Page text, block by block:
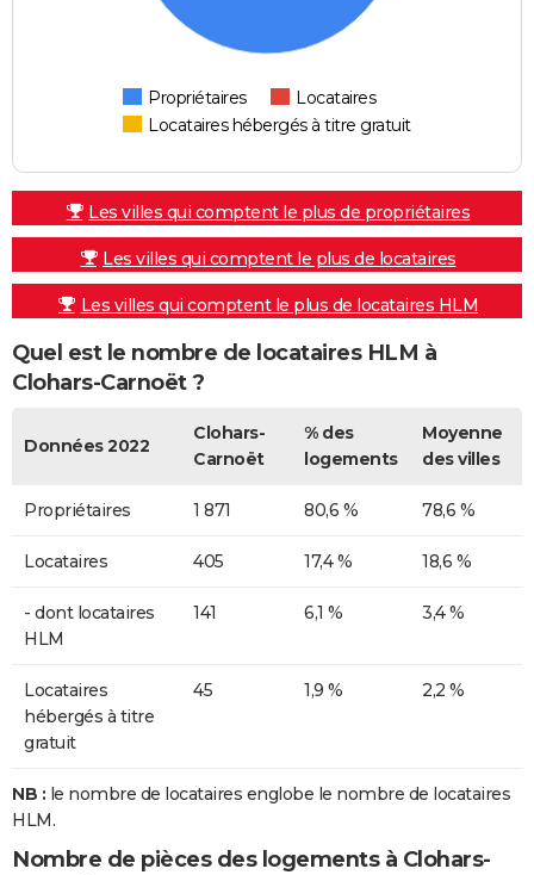
Propriétaires
Locataires
Locataires hébergés à titre gratuit
Les villes qui comptent le plus de propriétaires
Les villes qui comptent le plus de locataires
Les villes qui comptent le plus de locataires HLM
Quel est le nombre de locataires HLM à
Clohars-Carnoët ?
Données 2022
Clohars-
Carnoët
% des
logements
Moyenne
des villes
Propriétaires 1 871 80,6 % 78,6 %
Locataires 405 17,4 % 18,6 %
- dont locataires
HLM
141 6,1 % 3,4 %
Locataires
hébergés à titre
gratuit
45 1,9 % 2,2 %
NB : le nombre de locataires englobe le nombre de locataires
HLM.
Nombre de pièces des logements à Clohars-